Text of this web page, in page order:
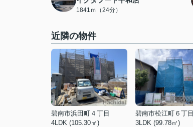
1841ｍ（24分）
近隣の物件
碧南市浜田町４丁目
4LDK (105.30㎡)
碧南市松江町６丁目
3LDK (99.78㎡)